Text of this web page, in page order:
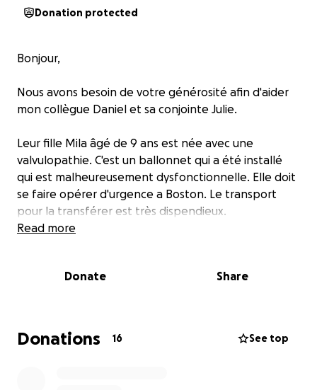
Donation protected
Bonjour,
Nous avons besoin de votre générosité afin d'aider
mon collègue Daniel et sa conjointe Julie.
Leur fille Mila âgé de 9 ans est née avec une
valvulopathie. C'est un ballonnet qui a été installé
qui est malheureusement dysfonctionnelle. Elle doit
se faire opérer d'urgence a Boston. Le transport
pour la transférer est très dispendieux.
Il manque au parent 4180$ sur 18680$. Ils ont épuisé
n'est pas assez.
parents serons plus que reconnaissant.
On vous remercie énormément!
Read more
Donate Share
Donations 16 See top